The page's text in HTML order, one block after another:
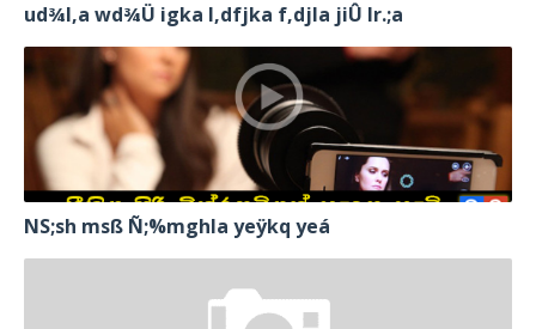
ud¾I,a wd¾Ü igka l,dfjka f,djla jiÛ lr.;a
NS;sh msß Ñ;%mghla yeÿkq yeá